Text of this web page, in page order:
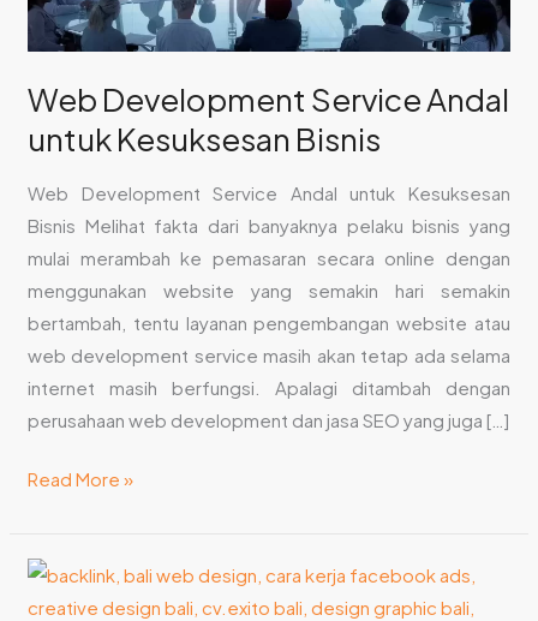
Web Development Service Andal
untuk Kesuksesan Bisnis
Web Development Service Andal untuk Kesuksesan
Bisnis Melihat fakta dari banyaknya pelaku bisnis yang
mulai merambah ke pemasaran secara online dengan
menggunakan website yang semakin hari semakin
bertambah, tentu layanan pengembangan website atau
web development service masih akan tetap ada selama
internet masih berfungsi. Apalagi ditambah dengan
perusahaan web development dan jasa SEO yang juga […]
Read More »
Bali
Web